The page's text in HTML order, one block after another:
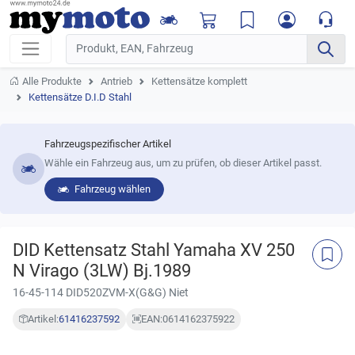
Alle Produkte Antrieb
Kettensätze komplett
Kettensätze D.I.D Stahl
Fahrzeugspezifischer Artikel
Wähle ein Fahrzeug aus, um zu prüfen, ob dieser Artikel passt.
Fahrzeug wählen
DID Kettensatz Stahl Yamaha XV 250
N Virago (3LW) Bj.1989
16-45-114 DID520ZVM-X(G&G) Niet
Artikel:61416237592 EAN:0614162375922